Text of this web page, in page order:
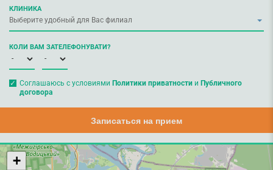
КЛИНИКА
КОЛИ ВАМ ЗАТЕЛЕФОНУВАТИ?
Соглашаюсь с условиями Политики приватностии Публичного
договора
Записаться на прием
+